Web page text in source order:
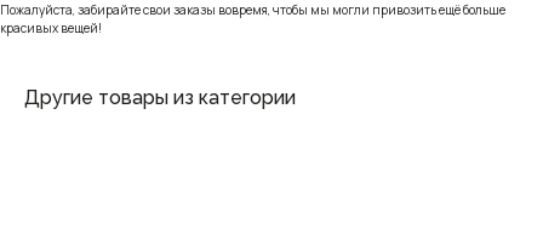
Пожалуйста, забирайте свои заказы вовремя, чтобы мы могли привозить ещё больше
красивых вещей!
Другие товары из категории